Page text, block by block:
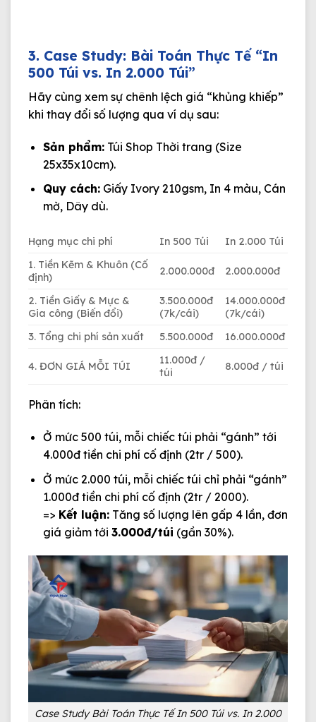
3. Case Study: Bài Toán Thực Tế “In
500 Túi vs. In 2.000 Túi”
Hãy cùng xem sự chênh lệch giá “khủng khiếp”
khi thay đổi số lượng qua ví dụ sau:
Sản phẩm:Túi Shop Thời trang (Size
25x35x10cm).
Quy cách:Giấy Ivory 210gsm, In 4 màu, Cán
mờ, Dây dù.
Hạng mục chi phí In 500 Túi
In 2.000 Túi
1. Tiền Kẽm & Khuôn (Cố
định)
2.000.000đ 2.000.000đ
2. Tiền Giấy & Mực &
Gia công (Biến đổi)
3.500.000đ
(7k/cái)
14.000.000đ
(7k/cái)
3. Tổng chi phí sản xuất
5.500.000đ 16.000.000đ
4. ĐƠN GIÁ MỖI TÚI
11.000đ /
túi
8.000đ / túi
Phân tích:
Ở mức 500 túi, mỗi chiếc túi phải “gánh” tới
4.000đ tiền chi phí cố định (2tr / 500).
Ở mức 2.000 túi, mỗi chiếc túi chỉ phải “gánh”
1.000đ tiền chi phí cố định (2tr / 2000).
=> Kết luận:Tăng số lượng lên gấp 4 lần, đơn
giá giảm tới 3.000đ/túi (gần 30%).
Case Study Bài Toán Thực Tế In 500 Túi vs. In 2.000